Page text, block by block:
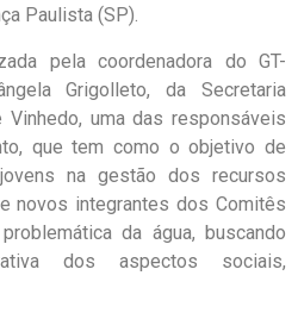
Paulista (SP).
pela coordenadora do GT-
Grigolleto, da Secretaria
Vinhedo, uma das responsáveis
que tem como o objetivo de
na gestão dos recursos
novos integrantes dos Comitês
da água, buscando
dos aspectos sociais,